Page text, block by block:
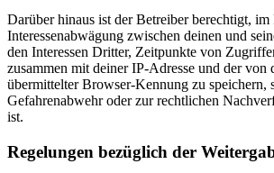
Darüber hinaus ist der Betreiber berechtigt, im
Interessenabwägung zwischen deinen und
den Interessen Dritter, Zeitpunkte von
zusammen mit deiner IP-Adresse und der von
übermittelter Browser-Kennung zu speichern,
Gefahrenabwehr oder zur rechtlichen
ist.
Regelungen bezüglich der